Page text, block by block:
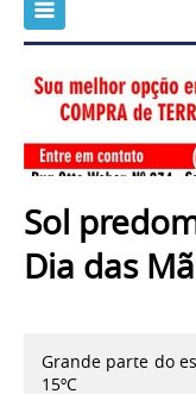
Sol
Dia das
Grande parte do
15ºC